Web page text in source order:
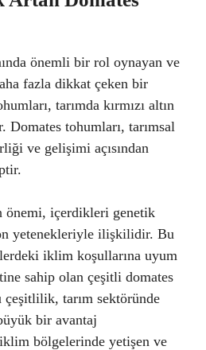
önemli bir rol oynayan ve
fazla dikkat çeken bir
tarımda kırmızı altın
Domates tohumları, tarımsal
ve gelişimi açısından
önemi, içerdikleri genetik
yetenekleriyle ilişkilidir. Bu
iklim koşullarına uyum
sahip olan çeşitli domates
çeşitlilik, tarım sektöründe
bir avantaj
bölgelerinde yetişen ve